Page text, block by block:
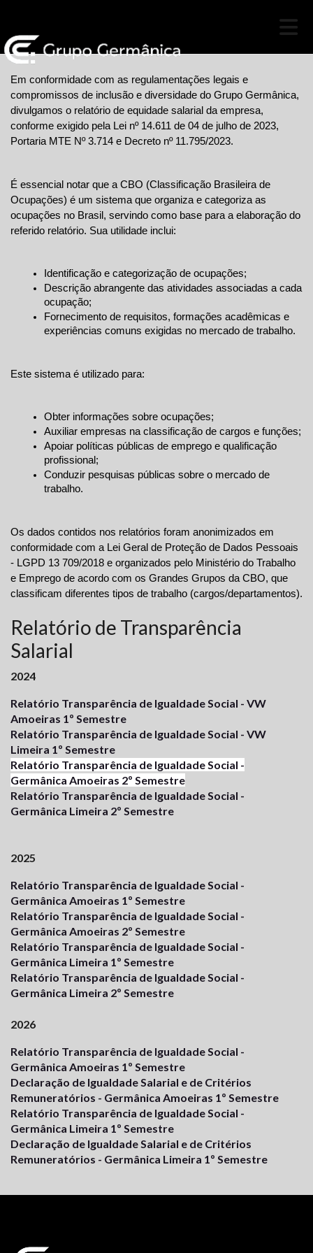
Em conformidade com as regulamentações legais e
compromissos de inclusão e diversidade do Grupo Germânica,
divulgamos o relatório de equidade salarial da empresa,
conforme exigido pela Lei nº 14.611 de 04 de julho de 2023,
Portaria MTE Nº 3.714 e Decreto nº 11.795/2023.
É essencial notar que a CBO (Classificação Brasileira de
Ocupações) é um sistema que organiza e categoriza as
ocupações no Brasil, servindo como base para a elaboração do
referido relatório. Sua utilidade inclui:
Identificação e categorização de ocupações;
Descrição abrangente das atividades associadas a cada
ocupação;
Fornecimento de requisitos, formações acadêmicas e
experiências comuns exigidas no mercado de trabalho.
Este sistema é utilizado para:
Obter informações sobre ocupações;
Auxiliar empresas na classificação de cargos e funções;
Apoiar políticas públicas de emprego e qualificação
profissional;
Conduzir pesquisas públicas sobre o mercado de
trabalho.
Os dados contidos nos relatórios foram anonimizados em
conformidade com a Lei Geral de Proteção de Dados Pessoais
- LGPD 13 709/2018 e organizados pelo Ministério do Trabalho
e Emprego de acordo com os Grandes Grupos da CBO, que
Relatório de Transparência
Salarial
2024
Relatório Transparência de Igualdade Social - VW
Amoeiras 1º Semestre
Relatório Transparência de Igualdade Social - VW
Limeira 1º Semestre
Relatório Transparência de Igualdade Social -
Germânica Amoeiras 2º Semestre
Relatório Transparência de Igualdade Social -
Germânica Limeira 2º Semestre
2025
Relatório Transparência de Igualdade Social -
Germânica Amoeiras 1º Semestre
Relatório Transparência de Igualdade Social -
Germânica Amoeiras 2º Semestre
Relatório Transparência de Igualdade Social -
Germânica Limeira 1º Semestre
Relatório Transparência de Igualdade Social -
Germânica Limeira 2º Semestre
2026
Relatório Transparência de Igualdade Social -
Germânica Amoeiras 1º Semestre
Declaração de Igualdade Salarial e de Critérios
Remuneratórios - Germânica Amoeiras 1º Semestre
Relatório Transparência de Igualdade Social -
Germânica Limeira 1º Semestre
Declaração de Igualdade Salarial e de Critérios
Remuneratórios - Germânica Limeira 1º Semestre